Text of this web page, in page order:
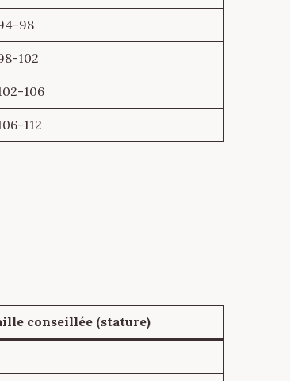
98
102
106
112
conseillée (stature)